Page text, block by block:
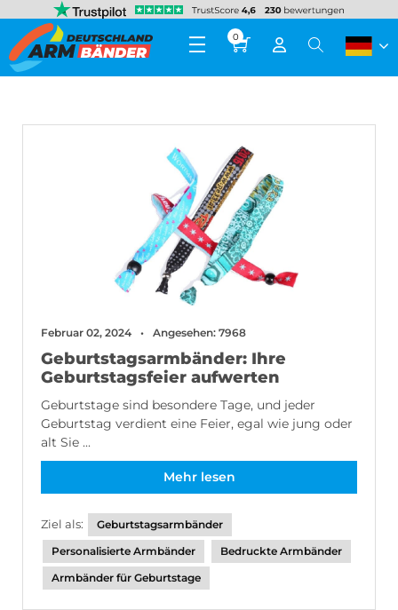
0
Februar 02, 2024 Angesehen: 7968
Geburtstagsarmbänder: Ihre
Geburtstagsfeier aufwerten
Geburtstage sind besondere Tage, und jeder
Geburtstag verdient eine Feier, egal wie jung oder
alt Sie ...
Mehr lesen
Ziel als:
Geburtstagsarmbänder
Personalisierte Armbänder
Bedruckte Armbänder
Armbänder für Geburtstage